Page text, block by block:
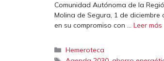
Comunidad Autónoma de la
Molina de Segura, 1 de
en su compromiso con … Leer más
Categorías
Hemeroteca